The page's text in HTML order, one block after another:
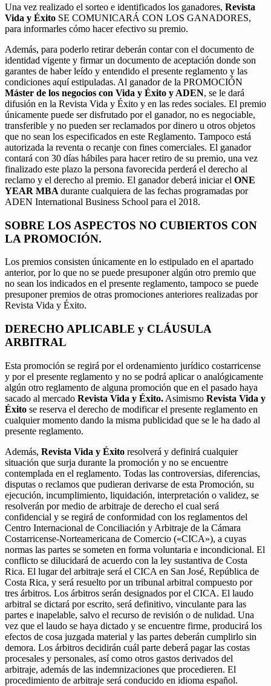
Una vez realizado el sorteo e identificados los ganadores, Revista
Vida y Éxito SE COMUNICARÁ CON LOS GANADORES,
para informarles cómo hacer efectivo su premio.
Además, para poderlo retirar deberán contar con el documento de
identidad vigente y firmar un documento de aceptación donde son
garantes de haber leído y entendido el presente reglamento y las
condiciones aquí estipuladas. Al ganador de la PROMOCIÓN
Máster de los negocios con Vida y Éxito y ADEN, se le dará
difusión en la Revista Vida y Éxito y en las redes sociales. El premio
únicamente puede ser disfrutado por el ganador, no es negociable,
transferible y no pueden ser reclamados por dinero u otros objetos
que no sean los especificados en este Reglamento. Tampoco está
autorizada la reventa o recanje con fines comerciales. El ganador
contará con 30 días hábiles para hacer retiro de su premio, una vez
finalizado este plazo la persona favorecida perderá el derecho al
reclamo y el derecho al premio. El ganador deberá iniciar el ONE
YEAR MBA durante cualquiera de las fechas programadas por
ADEN International Business School para el 2018.
SOBRE LOS ASPECTOS NO CUBIERTOS CON
LA PROMOCIÓN.
Los premios consisten únicamente en lo estipulado en el apartado
anterior, por lo que no se puede presuponer algún otro premio que
no sean los indicados en el presente reglamento, tampoco se puede
presuponer premios de otras promociones anteriores realizadas por
Revista Vida y Éxito.
DERECHO APLICABLE y CLÁUSULA
ARBITRAL
Esta promoción se regirá por el ordenamiento jurídico costarricense
y por el presente reglamento y no se podrá aplicar o analógicamente
algún otro reglamento de alguna promoción que en el pasado haya
sacado al mercado Revista Vida y Éxito. Asimismo Revista Vida y
Éxito se reserva el derecho de modificar el presente reglamento en
cualquier momento dando la misma publicidad que se le ha dado al
presente reglamento.
Además, Revista Vida y Éxito resolverá y definirá cualquier
situación que surja durante la promoción y no se encuentre
contemplada en el reglamento. Todas las controversias, diferencias,
disputas o reclamos que pudieran derivarse de esta Promoción, su
ejecución, incumplimiento, liquidación, interpretación o validez, se
resolverán por medio de arbitraje de derecho el cual será
confidencial y se regirá de conformidad con los reglamentos del
Centro Internacional de Conciliación y Arbitraje de la Cámara
Costarricense-Norteamericana de Comercio («CICA»), a cuyas
normas las partes se someten en forma voluntaria e incondicional. El
conflicto se dilucidará de acuerdo con la ley sustantiva de Costa
Rica. El lugar del arbitraje será el CICA en San José, República de
Costa Rica, y será resuelto por un tribunal arbitral compuesto por
tres árbitros. Los árbitros serán designados por el CICA. El laudo
arbitral se dictará por escrito, será definitivo, vinculante para las
partes e inapelable, salvo el recurso de revisión o de nulidad. Una
vez que el laudo se haya dictado y se encuentre firme, producirá los
efectos de cosa juzgada material y las partes deberán cumplirlo sin
demora. Los árbitros decidirán cuál parte deberá pagar las costas
procesales y personales, así como otros gastos derivados del
arbitraje, además de las indemnizaciones que procedieren. El
procedimiento de arbitraje será conducido en idioma español.